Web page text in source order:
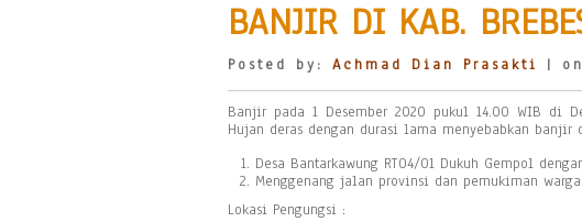
BANJIR DI KAB.
Posted by: Achmad Dian Prasakti |
Banjir pada 1 Desember 2020 pukul 14.00 WIB di
Hujan deras dengan durasi lama menyebabkan banjir
Desa Bantarkawung RT04/01 Dukuh Gempol
Menggenang jalan provinsi dan pemukiman
Lokasi Pengungsi :